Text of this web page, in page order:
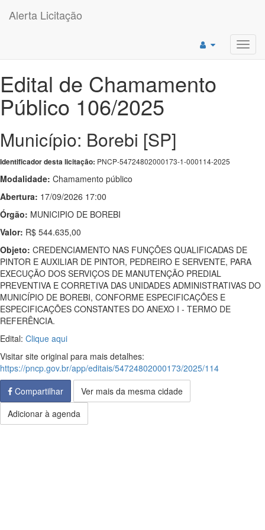
Alerta Licitação
Edital de Chamamento
Público 106/2025
Município: Borebi [SP]
Identificador desta licitação: PNCP-54724802000173-1-000114-2025
Modalidade: Chamamento público
Abertura: 17/09/2026 17:00
Órgão: MUNICIPIO DE BOREBI
Valor: R$ 544.635,00
Objeto: CREDENCIAMENTO NAS FUNÇÕES QUALIFICADAS DE
PINTOR E AUXILIAR DE PINTOR, PEDREIRO E SERVENTE, PARA
EXECUÇÃO DOS SERVIÇOS DE MANUTENÇÃO PREDIAL
PREVENTIVA E CORRETIVA DAS UNIDADES ADMINISTRATIVAS DO
MUNICÍPIO DE BOREBI, CONFORME ESPECIFICAÇÕES E
ESPECIFICAÇÕES CONSTANTES DO ANEXO I - TERMO DE
REFERÊNCIA.
Edital: Clique aqui
Visitar site original para mais detalhes:
https://pncp.gov.br/app/editais/54724802000173/2025/114
Compartilhar
Ver mais da mesma cidade
Adicionar à agenda